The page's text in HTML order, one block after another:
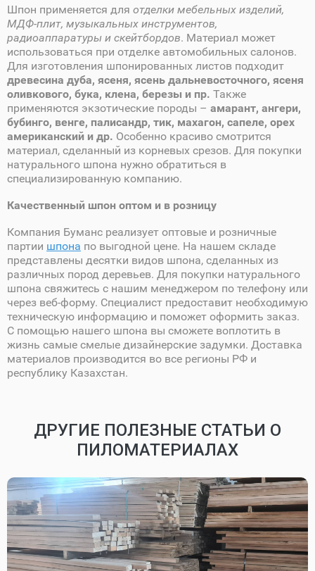
Шпон применяется для отделки мебельных изделий,
МДФ-плит, музыкальных инструментов,
радиоаппаратуры и скейтбордов. Материал может
использоваться при отделке автомобильных салонов.
Для изготовления шпонированных листов подходит
древесина дуба, ясеня, ясень дальневосточного, ясеня
оливкового, бука, клена, березы и пр. Также
применяются экзотические породы – амарант, ангери,
бубинго, венге, палисандр, тик, махагон, сапеле, орех
американский и др. Особенно красиво смотрится
материал, сделанный из корневых срезов. Для покупки
натурального шпона нужно обратиться в
специализированную компанию.
Качественный шпон оптом и в розницу
Компания Буманс реализует оптовые и розничные
партии шпона по выгодной цене. На нашем складе
представлены десятки видов шпона, сделанных из
различных пород деревьев. Для покупки натурального
шпона свяжитесь с нашим менеджером по телефону или
через веб-форму. Специалист предоставит необходимую
техническую информацию и поможет оформить заказ.
С помощью нашего шпона вы сможете воплотить в
жизнь самые смелые дизайнерские задумки. Доставка
материалов производится во все регионы РФ и
республику Казахстан.
ДРУГИЕ ПОЛЕЗНЫЕ СТАТЬИ О
ПИЛОМАТЕРИАЛАХ